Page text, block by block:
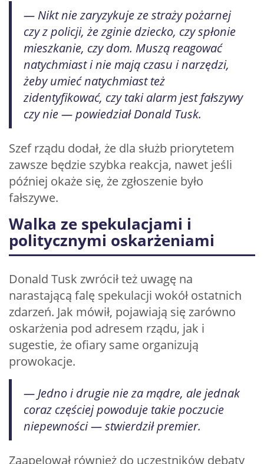
— Nikt nie zaryzykuje ze straży pożarnej
czy z policji, że zginie dziecko, czy spłonie
mieszkanie, czy dom. Muszą reagować
natychmiast i nie mają czasu i narzędzi,
żeby umieć natychmiast też
zidentyfikować, czy taki alarm jest fałszywy
czy nie — powiedział Donald Tusk.
Szef rządu dodał, że dla służb priorytetem
zawsze będzie szybka reakcja, nawet jeśli
później okaże się, że zgłoszenie było
fałszywe.
Walka ze spekulacjami i
politycznymi oskarżeniami
Donald Tusk zwrócił też uwagę na
narastającą falę spekulacji wokół ostatnich
zdarzeń. Jak mówił, pojawiają się zarówno
oskarżenia pod adresem rządu, jak i
sugestie, że ofiary same organizują
prowokacje.
— Jedno i drugie nie za mądre, ale jednak
coraz częściej powoduje takie poczucie
niepewności — stwierdził premier.
Zaapelował również do uczestników debaty